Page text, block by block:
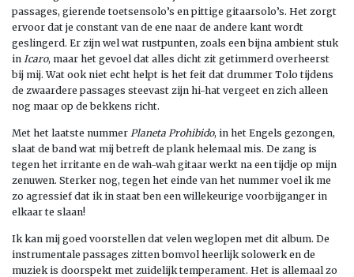
passages, gierende toetsensolo’s en pittige gitaarsolo’s. Het zorgt
ervoor dat je constant van de ene naar de andere kant wordt
geslingerd. Er zijn wel wat rustpunten, zoals een bijna ambient stuk
in Icaro, maar het gevoel dat alles dicht zit getimmerd overheerst
bij mij. Wat ook niet echt helpt is het feit dat drummer Tolo tijdens
de zwaardere passages steevast zijn hi-hat vergeet en zich alleen
nog maar op de bekkens richt.
Met het laatste nummer Planeta Prohibido, in het Engels gezongen,
slaat de band wat mij betreft de plank helemaal mis. De zang is
tegen het irritante en de wah-wah gitaar werkt na een tijdje op mijn
zenuwen. Sterker nog, tegen het einde van het nummer voel ik me
zo agressief dat ik in staat ben een willekeurige voorbijganger in
elkaar te slaan!
Ik kan mij goed voorstellen dat velen weglopen met dit album. De
instrumentale passages zitten bomvol heerlijk solowerk en de
muziek is doorspekt met zuidelijk temperament. Het is allemaal zo